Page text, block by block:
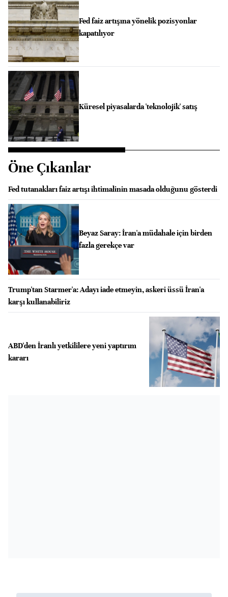
Fed faiz artışına yönelik pozisyonlar
kapatılıyor
Küresel piyasalarda 'teknolojik' satış
Öne Çıkanlar
Fed tutanakları faiz artışı ihtimalinin masada olduğunu gösterdi
Beyaz Saray: İran'a müdahale için birden
fazla gerekçe var
Trump'tan Starmer'a: Adayı iade etmeyin, askeri üssü İran'a
karşı kullanabiliriz
ABD'den İranlı yetkililere yeni yaptırım
kararı